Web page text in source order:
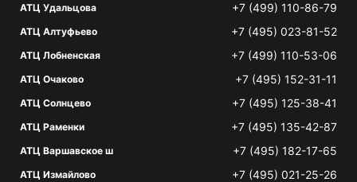
АТЦ Удальцова +7 (499) 110-86-79
АТЦ Алтуфьево +7 (495) 023-81-52
АТЦ Лобненская +7 (499) 110-53-06
АТЦ Очаково +7 (495) 152-31-11
АТЦ Солнцево +7 (495) 125-38-41
АТЦ Раменки +7 (495) 135-42-87
АТЦ Варшавское ш +7 (495) 182-17-65
АТЦ Измайлово +7 (495) 021-25-26